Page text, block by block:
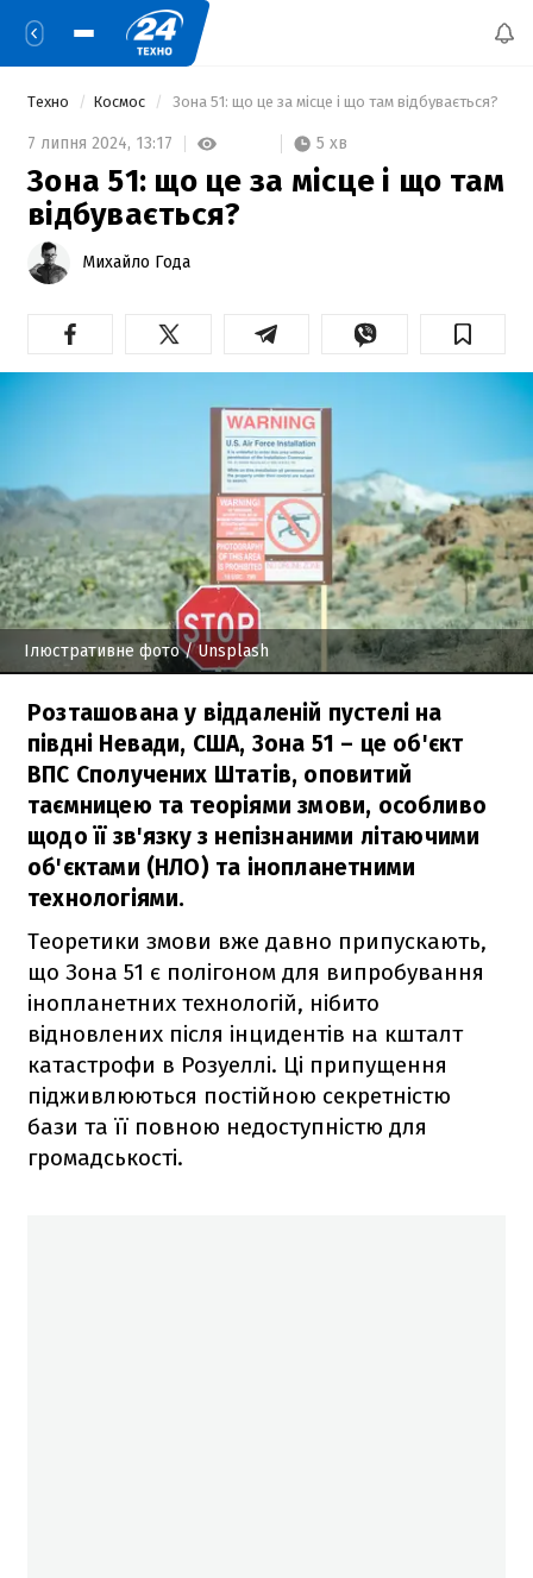
Техно Космос Зона 51: що це за місце і що там відбувається?
7 липня 2024, 13:17 5 хв
Зона 51: що це за місце і що там
відбувається?
Михайло Года
Ілюстративне фото/ Unsplash
Розташована у віддаленій пустелі на
півдні Невади, США, Зона 51 – це об'єкт
ВПС Сполучених Штатів, оповитий
таємницею та теоріями змови, особливо
щодо її зв'язку з непізнаними літаючими
об'єктами (НЛО) та інопланетними
технологіями.
Теоретики змови вже давно припускають,
що Зона 51 є полігоном для випробування
інопланетних технологій, нібито
відновлених після інцидентів на кшталт
катастрофи в Розуеллі. Ці припущення
підживлюються постійною секретністю
бази та її повною недоступністю для
громадськості.